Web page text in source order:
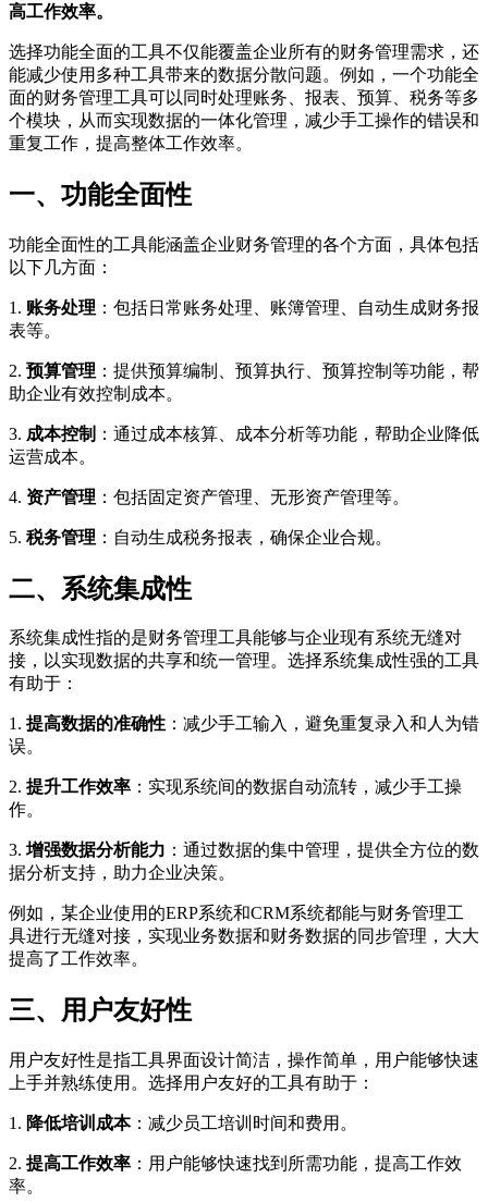
高工作效率。
选择功能全面的工具不仅能覆盖企业所有的财务管理需求，还
能减少使用多种工具带来的数据分散问题。例如，一个功能全
面的财务管理工具可以同时处理账务、报表、预算、税务等多
个模块，从而实现数据的一体化管理，减少手工操作的错误和
重复工作，提高整体工作效率。
一、功能全面性
功能全面性的工具能涵盖企业财务管理的各个方面，具体包括
以下几方面：
1. 账务处理 ：包括日常账务处理、账簿管理、自动生成财务报
表等。
2. 预算管理 ：提供预算编制、预算执行、预算控制等功能，帮
助企业有效控制成本。
3. 成本控制 ：通过成本核算、成本分析等功能，帮助企业降低
运营成本。
4. 资产管理 ：包括固定资产管理、无形资产管理等。
5. 税务管理 ：自动生成税务报表，确保企业合规。
二、系统集成性
系统集成性指的是财务管理工具能够与企业现有系统无缝对
接，以实现数据的共享和统一管理。选择系统集成性强的工具
有助于：
1. 提高数据的准确性 ：减少手工输入，避免重复录入和人为错
误。
2. 提升工作效率 ：实现系统间的数据自动流转，减少手工操
作。
3. 增强数据分析能力 ：通过数据的集中管理，提供全方位的数
据分析支持，助力企业决策。
例如，某企业使用的ERP系统和CRM系统都能与财务管理工
具进行无缝对接，实现业务数据和财务数据的同步管理，大大
提高了工作效率。
三、用户友好性
用户友好性是指工具界面设计简洁，操作简单，用户能够快速
上手并熟练使用。选择用户友好的工具有助于：
1. 降低培训成本：减少员工培训时间和费用。
2. 提高工作效率 ：用户能够快速找到所需功能，提高工作效
率。